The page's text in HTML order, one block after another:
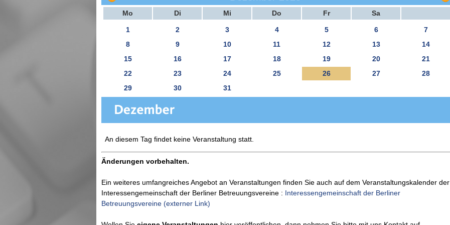
Mo Di Mi Do Fr Sa
1 2 3 4 5 6
7
8
9 10 11 12 13
14
15
16 17 18 19 20
21
22
23 24 25 26 27
28
29
30 31
An diesem Tag findet keine Veranstaltung statt.
Änderungen vorbehalten.
Ein weiteres umfangreiches Angebot an Veranstaltungen finden Sie auch auf dem Veranstaltungskalender der
Interessengemeinschaft der Berliner Betreuungsvereine : Interessengemeinschaft der Berliner
Betreuungsvereine (externer Link)